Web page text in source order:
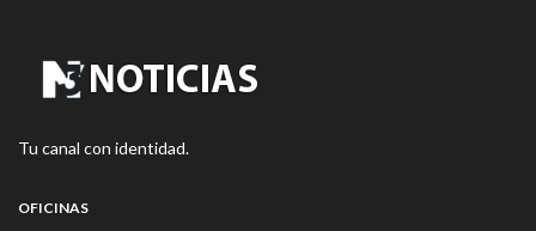
Tu canal con identidad.
OFICINAS